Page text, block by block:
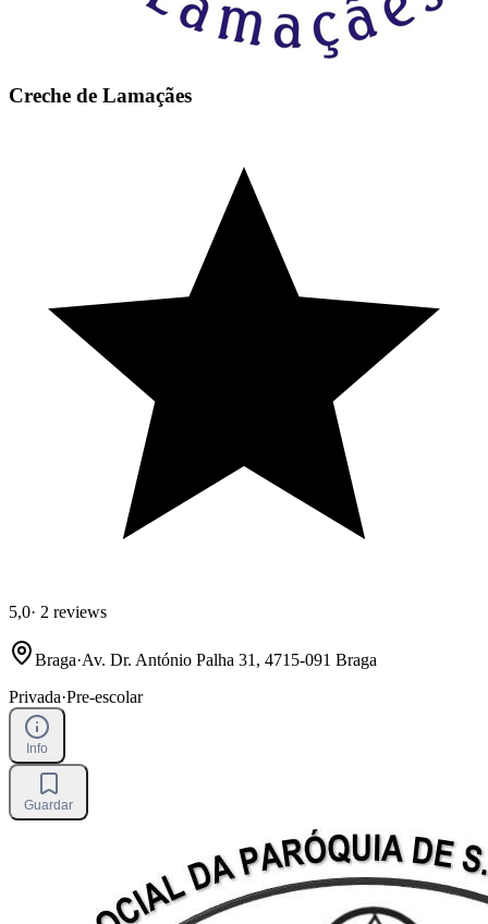
Creche de Lamaçães
5,0· 2 reviews
Braga·Av. Dr. António Palha 31, 4715-091 Braga
Privada·Pre-escolar
Info
Guardar